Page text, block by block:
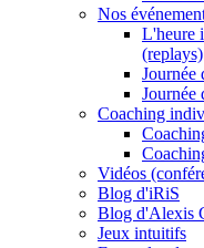
Nos
L'heure
(replays)
Journée
Journée
Coaching
Vidéos
Blog d'iRiS
Blog d'Alexis
Jeux intuitifs